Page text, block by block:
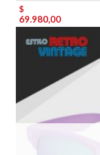
$
69.980,00